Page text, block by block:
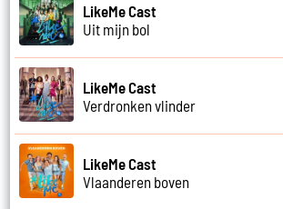
LikeMe Cast
Uit mijn bol
LikeMe Cast
Verdronken vlinder
LikeMe Cast
Vlaanderen boven